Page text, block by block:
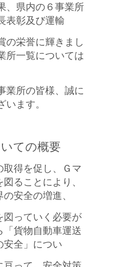
、県内の６事業所
表彰及び運輸
の栄誉に輝きまし
所一覧については
業所の皆様、誠に
います。
ての概要
得を促し、Ｇマ
ることにより、
の安全の増進、
図っていく必要が
「貨物自動車運送
安全」につい